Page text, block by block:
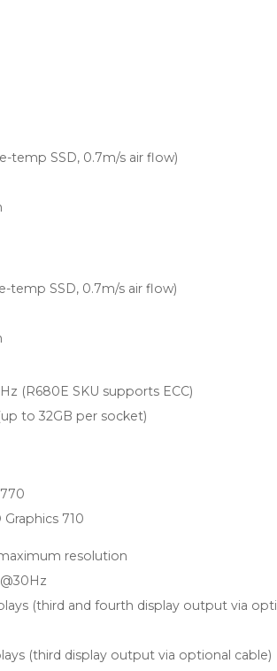
temp SSD, 0.7m/s air flow)
temp SSD, 0.7m/s air flow)
(R680E SKU supports ECC)
to 32GB per socket)
710
resolution
(third and fourth display output via
(third display output via optional cable)